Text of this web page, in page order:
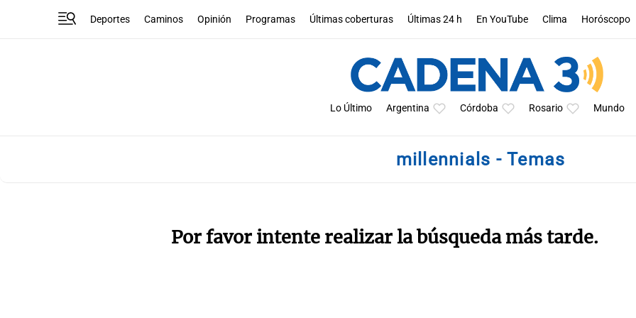
Deportes Caminos Opinión Programas Últimas coberturas Últimas 24 h En YouTube Clima Horóscopo
Lo Último Argentina Córdoba Rosario Mundo
millennials - Temas
Por favor intente realizar la búsqueda más tarde.